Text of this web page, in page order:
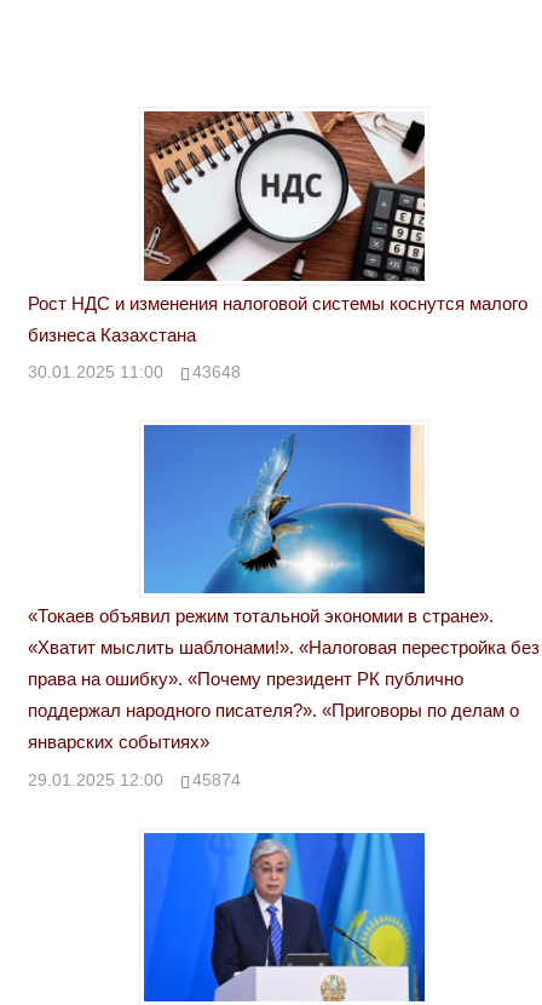
Рост НДС и изменения налоговой системы коснутся малого
бизнеса Казахстана
30.01.2025 11:00 43648
«Токаев объявил режим тотальной экономии в стране».
«Хватит мыслить шаблонами!». «Налоговая перестройка без
права на ошибку». «Почему президент РК публично
поддержал народного писателя?». «Приговоры по делам о
январских событиях»
29.01.2025 12:00 45874